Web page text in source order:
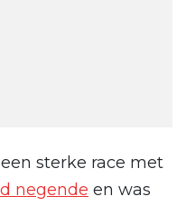
sterke race met
negende en was